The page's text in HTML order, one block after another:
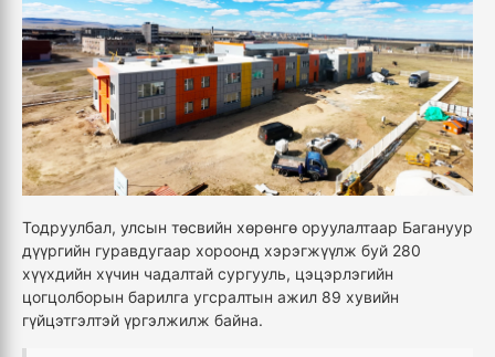
Тодруулбал, улсын төсвийн хөрөнгө оруулалтаар Багануур
дүүргийн гуравдугаар хороонд хэрэгжүүлж буй 280
хүүхдийн хүчин чадалтай сургууль, цэцэрлэгийн
цогцолборын барилга угсралтын ажил 89 хувийн
гүйцэтгэлтэй үргэлжилж байна.